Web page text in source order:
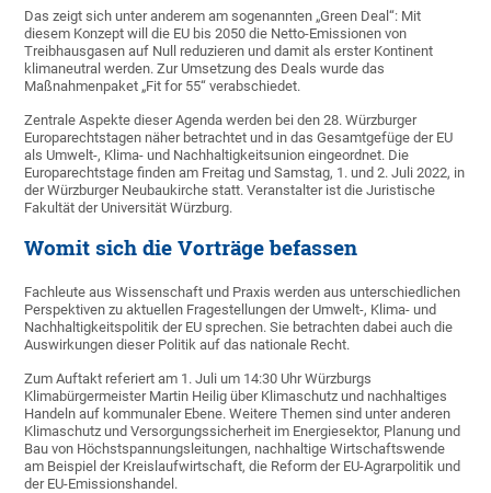
Das zeigt sich unter anderem am sogenannten „Green Deal“: Mit
diesem Konzept will die EU bis 2050 die Netto-Emissionen von
Treibhausgasen auf Null reduzieren und damit als erster Kontinent
klimaneutral werden. Zur Umsetzung des Deals wurde das
Maßnahmenpaket „Fit for 55“ verabschiedet.
Zentrale Aspekte dieser Agenda werden bei den 28. Würzburger
Europarechtstagen näher betrachtet und in das Gesamtgefüge der EU
als Umwelt-, Klima- und Nachhaltigkeitsunion eingeordnet. Die
Europarechtstage finden am Freitag und Samstag, 1. und 2. Juli 2022, in
der Würzburger Neubaukirche statt. Veranstalter ist die Juristische
Fakultät der Universität Würzburg.
Womit sich die Vorträge befassen
Fachleute aus Wissenschaft und Praxis werden aus unterschiedlichen
Perspektiven zu aktuellen Fragestellungen der Umwelt-, Klima- und
Nachhaltigkeitspolitik der EU sprechen. Sie betrachten dabei auch die
Auswirkungen dieser Politik auf das nationale Recht.
Zum Auftakt referiert am 1. Juli um 14:30 Uhr Würzburgs
Klimabürgermeister Martin Heilig über Klimaschutz und nachhaltiges
Handeln auf kommunaler Ebene. Weitere Themen sind unter anderen
Klimaschutz und Versorgungssicherheit im Energiesektor, Planung und
Bau von Höchstspannungsleitungen, nachhaltige Wirtschaftswende
am Beispiel der Kreislaufwirtschaft, die Reform der EU-Agrarpolitik und
der EU-Emissionshandel.